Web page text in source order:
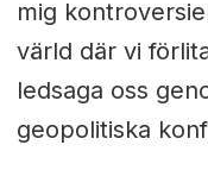
mig
värld där vi
ledsaga oss
geopolitiska